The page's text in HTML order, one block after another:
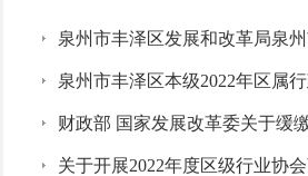
泉州市丰泽区发展和改革局泉
泉州市丰泽区本级2022年区属
财政部 国家发展改革委关于缓
关于开展2022年度区级行业协